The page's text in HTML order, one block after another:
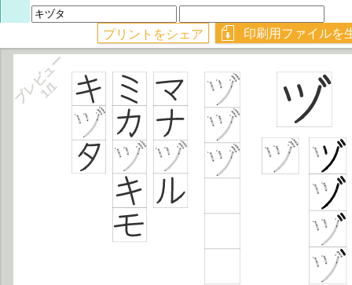
プレビュー
1/1